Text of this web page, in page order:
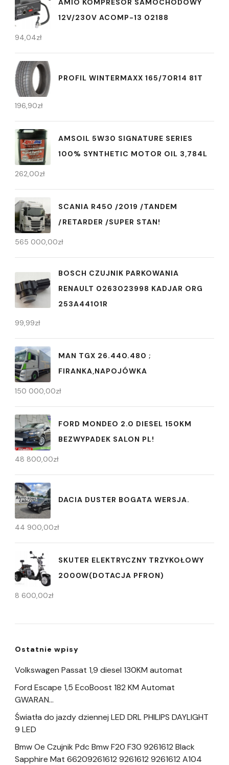
AMIO KOMPRESOR SAMOCHODOWY
12V/230V ACOMP-13 02188
94,04zł
PROFIL WINTERMAXX 165/70R14 81T
196,90zł
AMSOIL 5W30 SIGNATURE SERIES
100% SYNTHETIC MOTOR OIL 3,784L
262,00zł
SCANIA R450 /2019 /TANDEM
/RETARDER /SUPER STAN!
565 000,00zł
BOSCH CZUJNIK PARKOWANIA
RENAULT 0263023998 KADJAR ORG
253A44101R
99,99zł
MAN TGX 26.440.480 ;
FIRANKA,NAPOJÓWKA
150 000,00zł
FORD MONDEO 2.0 DIESEL 150KM
BEZWYPADEK SALON PL!
48 800,00zł
DACIA DUSTER BOGATA WERSJA.
44 900,00zł
SKUTER ELEKTRYCZNY TRZYKOŁOWY
2000W(DOTACJA PFRON)
8 600,00zł
Ostatnie wpisy
Volkswagen Passat 1,9 diesel 130KM automat
Ford Escape 1,5 EcoBoost 182 KM Automat
GWARAN…
Światła do jazdy dziennej LED DRL PHILIPS DAYLIGHT
9 LED
Bmw Oe Czujnik Pdc Bmw F20 F30 9261612 Black
Sapphire Mat 66209261612 9261612 9261612 A104